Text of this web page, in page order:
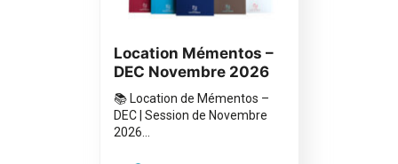
Location Mémentos –
DEC Novembre 2026
📚 Location de Mémentos –
DEC | Session de Novembre
2026…